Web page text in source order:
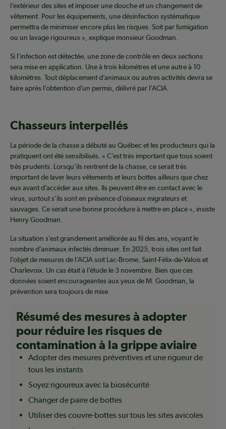
l’extérieur des sites et imposer une douche et un changement de
vêtement. Pour les équipements, une désinfection systématique
permettra de minimiser encore plus les risques. Soit par fumigation
ou un lavage rigoureux », explique monsieur Goodman.
Si l’infection est détectée, une zone de contrôle en deux sections
sera mise en application. Une à trois kilomètres et une autre à 10
kilomètres. Tout déplacement d’animaux ou autres activités devra se
faire après l’obtention d’un permis, délivré par l’ACIA.
Chasseurs interpellés
La période de la chasse a débuté au Québec et les producteurs qui la
pratiquent ont été sensibilisés. « C’est très important que tous soient
très prudents. Lorsqu’ils rentrent de la chasse, ce serait très
important de laver leurs vêtements et leurs bottes ailleurs que chez
eux avant d’accéder aux sites. Ils peuvent être en contact avec le
virus, surtout s’ils sont en présence d’oiseaux migrateurs et
sauvages. Ce serait une bonne procédure à mettre en place », insiste
Henry Goodman.
La situation s’est grandement améliorée au fil des ans, voyant le
nombre d’animaux infectés diminuer. En 2025, trois sites ont fait
l’objet de mesures de l’ACIA soit Lac-Brome, Saint-Félix-de-Valois et
Charlevoix. Un cas était à l’étude le 3 novembre. Bien que ces
données soient encourageantes aux yeux de M. Goodman, la
prévention sera toujours de mise.
Résumé des mesures à adopter
pour réduire les risques de
contamination à la grippe aviaire
Adopter des mesures préventives et une rigueur de
tous les instants
Soyez rigoureux avec la biosécurité
Changer de paire de bottes
Utiliser des couvre-bottes sur tous les sites avicoles